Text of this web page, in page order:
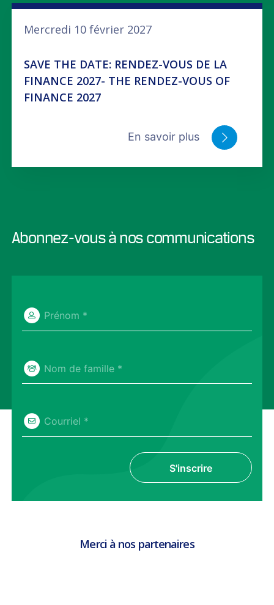
Mercredi 10 février 2027
SAVE THE DATE: RENDEZ-VOUS DE LA
FINANCE 2027- THE RENDEZ-VOUS OF
FINANCE 2027
En savoir plus
Abonnez-vous à nos communications
Prénom *
Nom de famille *
Courriel *
S'inscrire
Merci à nos partenaires